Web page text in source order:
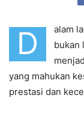
D
alam
bukan
yang mahukan
prestasi dan